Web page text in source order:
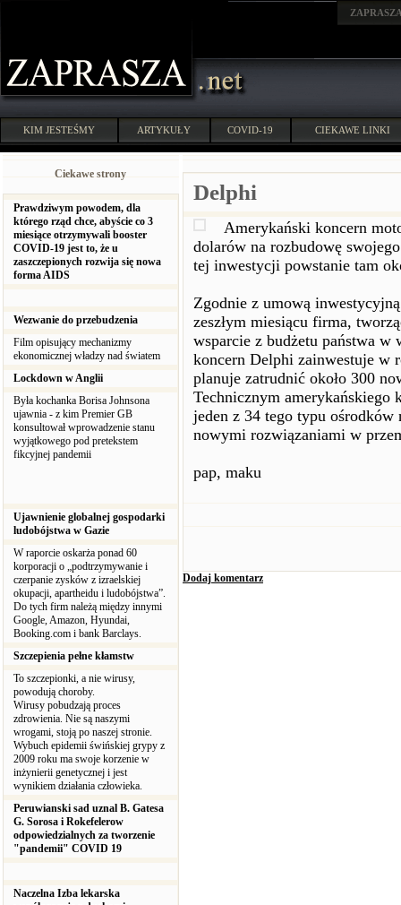
KIM JESTEŚMY ARTYKUŁY COVID-19 CIEKAWE LINKI
Ciekawe strony
Prawdziwym powodem, dla
którego rząd chce, abyście co 3
miesiące otrzymywali booster
COVID-19 jest to, że u
zaszczepionych rozwija się nowa
forma AIDS
Wezwanie do przebudzenia
Film opisujący mechanizmy
ekonomicznej władzy nad światem
Lockdown w Anglii
Była kochanka Borisa Johnsona
ujawnia - z kim Premier GB
konsultował wprowadzenie stanu
wyjątkowego pod pretekstem
fikcyjnej pandemii
Ujawnienie globalnej gospodarki
ludobójstwa w Gazie
W raporcie oskarża ponad 60
korporacji o „podtrzymywanie i
czerpanie zysków z izraelskiej
okupacji, apartheidu i ludobójstwa”.
Do tych firm należą między innymi
Google, Amazon, Hyundai,
Booking.com i bank Barclays.
Szczepienia pełne kłamstw
To szczepionki, a nie wirusy,
powodują choroby.
Wirusy pobudzają proces
zdrowienia. Nie są naszymi
wrogami, stoją po naszej stronie.
Wybuch epidemii świńskiej grypy z
2009 roku ma swoje korzenie w
inżynierii genetycznej i jest
wynikiem działania człowieka.
Peruwianski sad uznal B. Gatesa
G. Sorosa i Rokefelerow
odpowiedzialnych za tworzenie
"pandemii" COVID 19
Naczelna Izba lekarska
Delphi
Amerykański koncern
dolarów na rozbudowę
tej inwestycji powstanie tam
Zgodnie z umową
zeszłym miesiącu firma,
wsparcie z budżetu państwa w
koncern Delphi zainwestuje w
planuje zatrudnić około 300
Technicznym amerykańskiego
jeden z 34 tego typu ośrodków
nowymi rozwiązaniami w
pap, maku
Dodaj komentarz